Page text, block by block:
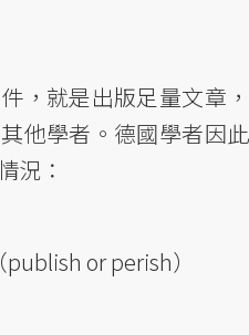
，就是出版足量文章，
他學者。德國學者因此
況：
or perish）